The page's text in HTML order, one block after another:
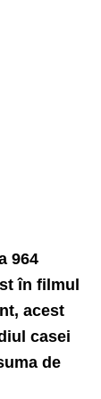
964
în filmul
acest
casei
de